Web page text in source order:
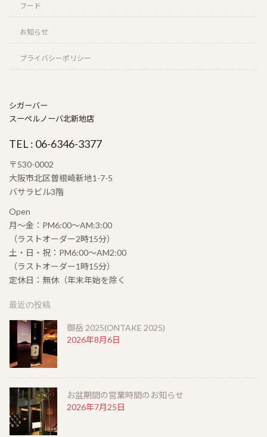
フード
お知らせ
プライバシーポリシー
シガーバー
スーペルノーバ北新地店
TEL : 06-6346-3377
〒530-0002
大阪市北区曽根崎新地1-7-5
バサラビル3階
Open
月〜金：PM6:00〜AM:3:00
（ラストオーダー2時15分）
土・日・祝：PM6:00〜AM2:00
（ラストオーダー1時15分）
定休日：無休（年末年始を除く
最近の投稿
御岳 2025(ONTAKE 2025)
2026年8月6日
お盆期間の営業時間のお知らせ
2026年7月25日